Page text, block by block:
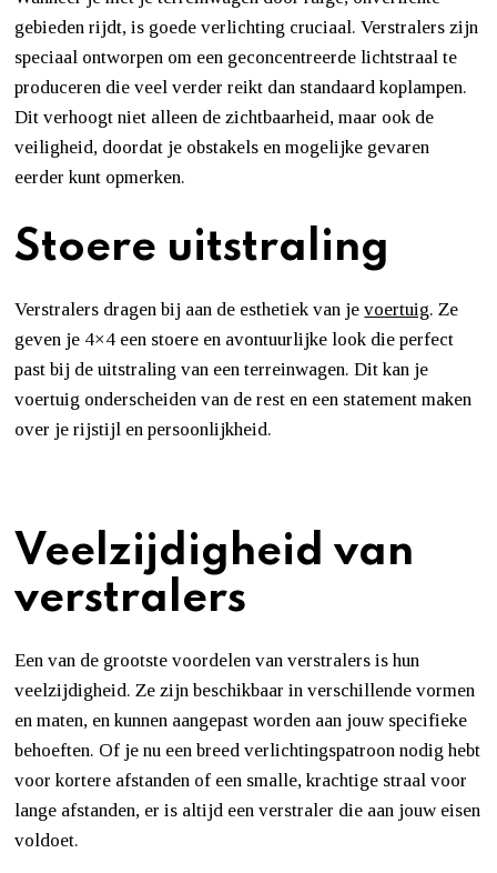
gebieden rijdt, is goede verlichting cruciaal. Verstralers zijn
speciaal ontworpen om een geconcentreerde lichtstraal te
produceren die veel verder reikt dan standaard koplampen.
Dit verhoogt niet alleen de zichtbaarheid, maar ook de
veiligheid, doordat je obstakels en mogelijke gevaren
eerder kunt opmerken.
Stoere uitstraling
Verstralers dragen bij aan de esthetiek van jevoertuig. Ze
geven je 4×4 een stoere en avontuurlijke look die perfect
past bij de uitstraling van een terreinwagen. Dit kan je
voertuig onderscheiden van de rest en een statement maken
over je rijstijl en persoonlijkheid.
Veelzijdigheid van
verstralers
Een van de grootste voordelen van verstralers is hun
veelzijdigheid. Ze zijn beschikbaar in verschillende vormen
en maten, en kunnen aangepast worden aan jouw specifieke
behoeften. Of je nu een breed verlichtingspatroon nodig hebt
voor kortere afstanden of een smalle, krachtige straal voor
lange afstanden, er is altijd een verstraler die aan jouw eisen
voldoet.